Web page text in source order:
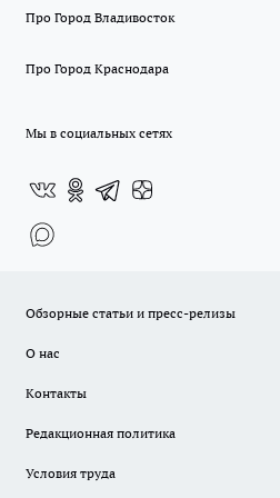
Про Город Владивосток
Про Город Краснодара
Мы в социальных сетях
Обзорные статьи и пресс-релизы
О нас
Контакты
Редакционная политика
Условия труда